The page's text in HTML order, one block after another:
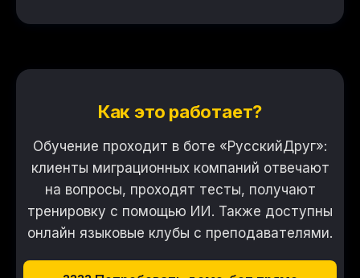
Как это работает?
Обучение проходит в боте «РусскийДруг»:
клиенты миграционных компаний отвечают
на вопросы, проходят тесты, получают
тренировку с помощью ИИ. Также доступны
онлайн языковые клубы с преподавателями.